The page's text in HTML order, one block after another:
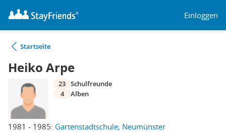
Einloggen
Startseite
Heiko Arpe
1981 - 1985: Gartenstadtschule, Neumünster
23 Schulfreunde
4
Alben